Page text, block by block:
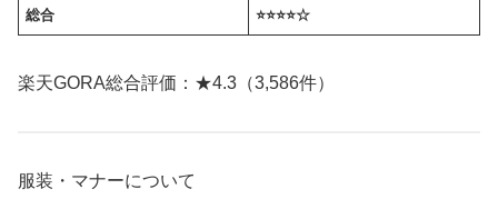
総合 ⭐️⭐️⭐️⭐️☆
楽天GORA総合評価：★4.3（3,586件）
服装・マナーについて